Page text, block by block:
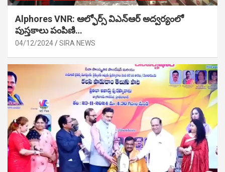
Alphores VNR: ఆల్ఫోర్స్ విఎన్ఆర్ అద్వర్యంలో
పుస్తకాలు పంపిణి…
04/12/2024 SIRA NEWS